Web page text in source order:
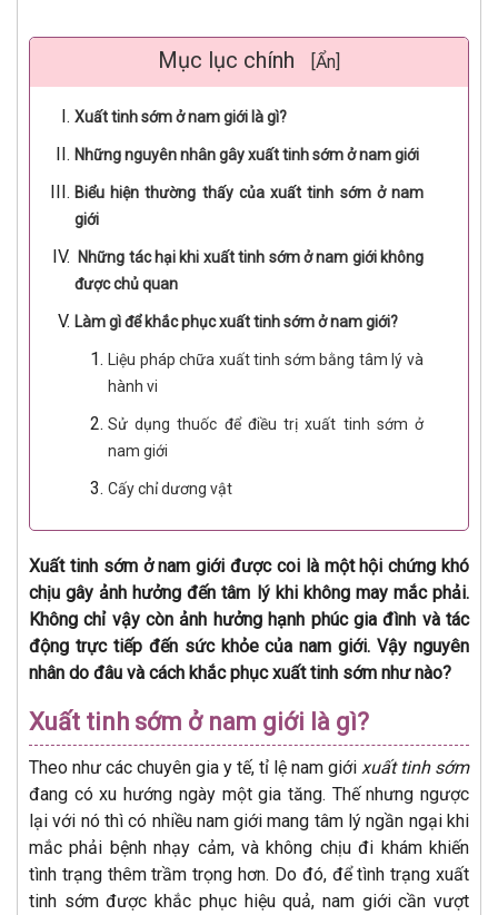
Mục lục chính [Ẩn]
Xuất tinh sớm ở nam giới là gì?
Những nguyên nhân gây xuất tinh sớm ở nam giới
Biểu hiện thường thấy của xuất tinh sớm ở nam
giới
Những tác hại khi xuất tinh sớm ở nam giới không
được chủ quan
Làm gì để khắc phục xuất tinh sớm ở nam giới?
Liệu pháp chữa xuất tinh sớm bằng tâm lý và
hành vi
Sử dụng thuốc để điều trị xuất tinh sớm ở
nam giới
Cấy chỉ dương vật
Xuất tinh sớm ở nam giới được coi là một hội chứng khó
chịu gây ảnh hưởng đến tâm lý khi không may mắc phải.
Không chỉ vậy còn ảnh hưởng hạnh phúc gia đình và tác
động trực tiếp đến sức khỏe của nam giới. Vậy nguyên
nhân do đâu và cách khắc phục xuất tinh sớm như nào?
Xuất tinh sớm ở nam giới là gì?
Theo như các chuyên gia y tế, tỉ lệ nam giới xuất tinh sớm
đang có xu hướng ngày một gia tăng. Thế nhưng ngược
lại với nó thì có nhiều nam giới mang tâm lý ngần ngại khi
mắc phải bệnh nhạy cảm, và không chịu đi khám khiến
tình trạng thêm trầm trọng hơn. Do đó, để tình trạng xuất
tinh sớm được khắc phục hiệu quả, nam giới cần vượt